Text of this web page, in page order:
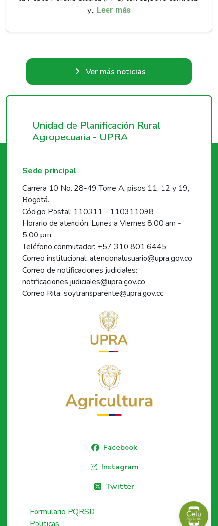
y... Leer más
Ver más noticias
Unidad de Planificación Rural
Agropecuaria - UPRA
Sede principal
Carrera 10 No. 28-49 Torre A, pisos 11, 12 y 19,
Bogotá.
Código Postal: 110311 - 110311098
Horario de atención: Lunes a Viernes 8:00 am -
5:00 pm.
Teléfono conmutador: +57 310 801 6445
Correo institucional: atencionalusuario@upra.gov.co
Correo de notificaciones judiciales:
notificaciones.judiciales@upra.gov.co
Correo Rita: soytransparente@upra.gov.co
Facebook
Instagram
Twitter
Formulario PQRSD
Politicas